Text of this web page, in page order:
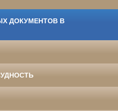
ДОКУМЕНТОВ В